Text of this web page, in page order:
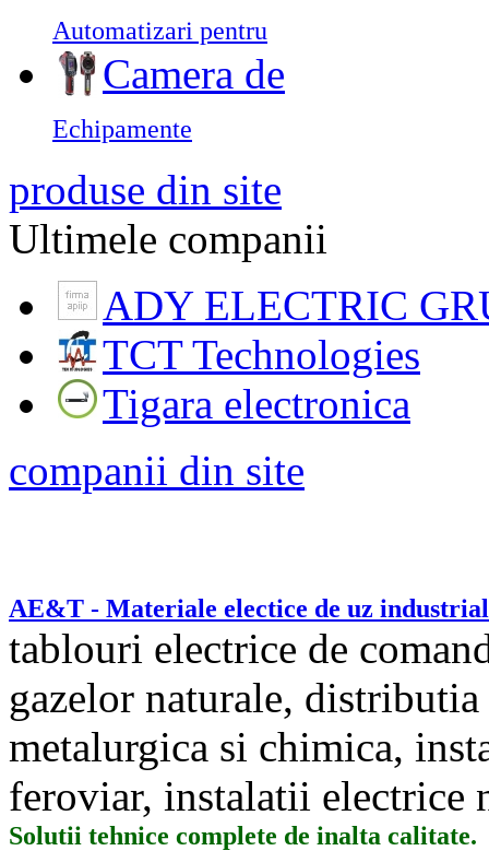
Automatizari pentru
Camera de
Echipamente
produse din site
Ultimele companii
ADY ELECTRIC
TCT Technologies
Tigara electronica
companii din site
AE&T - Materiale electice de uz industrial
tablouri electrice de
gazelor naturale,
metalurgica si chimica,
feroviar, instalatii electrice
Solutii tehnice complete de inalta calitate.